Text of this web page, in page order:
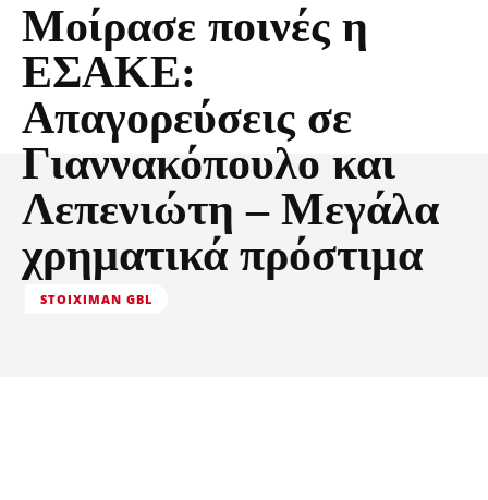
Μοίρασε ποινές η
ΕΣΑΚΕ:
Απαγορεύσεις σε
Γιαννακόπουλο και
Λεπενιώτη – Μεγάλα
χρηματικά πρόστιμα
STOIXIMAN GBL